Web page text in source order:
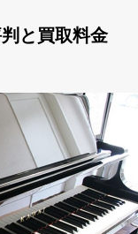
と買取料金